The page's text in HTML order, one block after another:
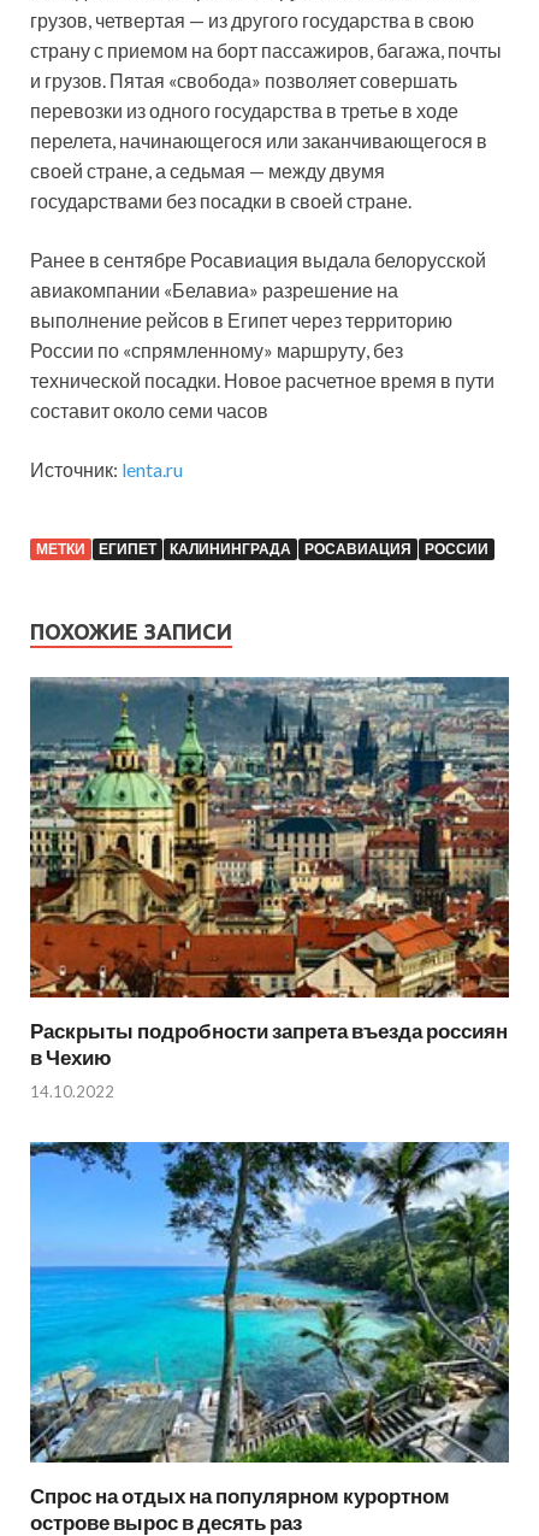
грузов, четвертая — из другого государства в свою
страну с приемом на борт пассажиров, багажа, почты
и грузов. Пятая «свобода» позволяет совершать
перевозки из одного государства в третье в ходе
перелета, начинающегося или заканчивающегося в
своей стране, а седьмая — между двумя
государствами без посадки в своей стране.
Ранее в сентябре Росавиация выдала белорусской
авиакомпании «Белавиа» разрешение на
выполнение рейсов в Египет через территорию
России по «спрямленному» маршруту, без
технической посадки. Новое расчетное время в пути
составит около семи часов
Источник: lenta.ru
МЕТКИ ЕГИПЕТ КАЛИНИНГРАДА РОСАВИАЦИЯ РОССИИ
ПОХОЖИЕ ЗАПИСИ
Раскрыты подробности запрета въезда россиян
в Чехию
14.10.2022
Спрос на отдых на популярном курортном
острове вырос в десять раз